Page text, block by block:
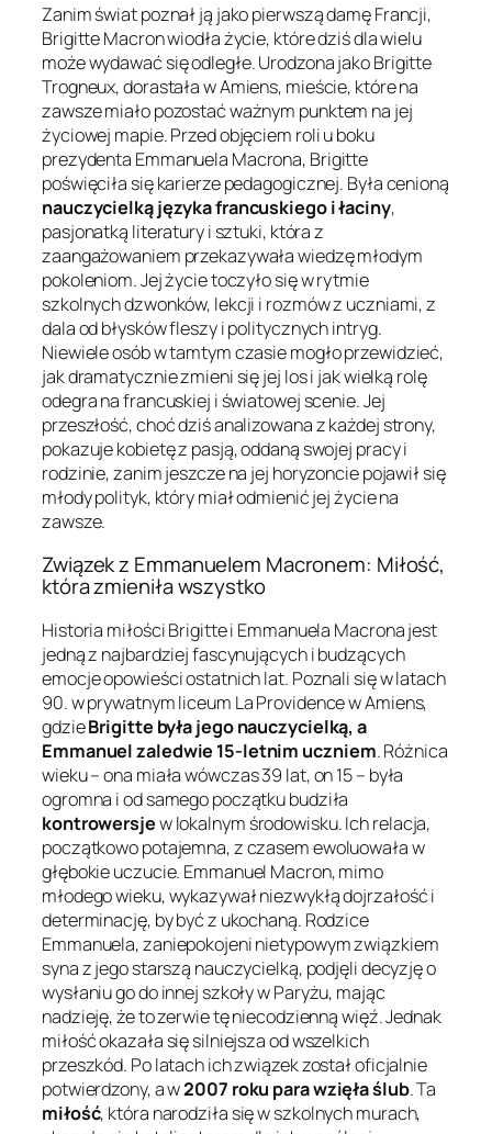
Zanim świat poznał ją jako pierwszą damę Francji,
Brigitte Macron wiodła życie, które dziś dla wielu
może wydawać się odległe. Urodzona jako Brigitte
Trogneux, dorastała w Amiens, mieście, które na
zawsze miało pozostać ważnym punktem na jej
życiowej mapie. Przed objęciem roli u boku
prezydenta Emmanuela Macrona, Brigitte
poświęciła się karierze pedagogicznej. Była cenioną
nauczycielką języka francuskiego i łaciny,
pasjonatką literatury i sztuki, która z
zaangażowaniem przekazywała wiedzę młodym
pokoleniom. Jej życie toczyło się w rytmie
szkolnych dzwonków, lekcji i rozmów z uczniami, z
dala od błysków fleszy i politycznych intryg.
Niewiele osób w tamtym czasie mogło przewidzieć,
jak dramatycznie zmieni się jej los i jak wielką rolę
odegra na francuskiej i światowej scenie. Jej
przeszłość, choć dziś analizowana z każdej strony,
pokazuje kobietę z pasją, oddaną swojej pracy i
rodzinie, zanim jeszcze na jej horyzoncie pojawił się
młody polityk, który miał odmienić jej życie na
zawsze.
Związek z Emmanuelem Macronem: Miłość,
która zmieniła wszystko
Historia miłości Brigitte i Emmanuela Macrona jest
jedną z najbardziej fascynujących i budzących
emocje opowieści ostatnich lat. Poznali się w latach
90. w prywatnym liceum La Providence w Amiens,
gdzieBrigitte była jego nauczycielką, a
Emmanuel zaledwie 15-letnim uczniem. Różnica
wieku – ona miała wówczas 39 lat, on 15 – była
ogromna i od samego początku budziła
kontrowersjew lokalnym środowisku. Ich relacja,
początkowo potajemna, z czasem ewoluowała w
głębokie uczucie. Emmanuel Macron, mimo
młodego wieku, wykazywał niezwykłą dojrzałość i
determinację, by być z ukochaną. Rodzice
Emmanuela, zaniepokojeni nietypowym związkiem
syna z jego starszą nauczycielką, podjęli decyzję o
wysłaniu go do innej szkoły w Paryżu, mając
nadzieję, że to zerwie tę niecodzienną więź. Jednak
miłość okazała się silniejsza od wszelkich
przeszkód. Po latach ich związek został oficjalnie
potwierdzony, a w2007 roku para wzięła ślub. Ta
miłość, która narodziła się w szkolnych murach,